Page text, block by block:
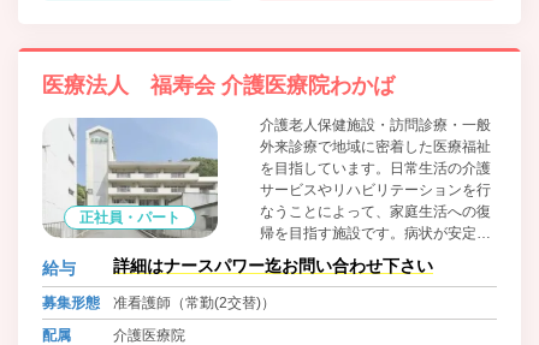
医療法人 福寿会 介護医療院わかば
正社員・パート
介護老人保健施設・訪問診療・一般
外来診療で地域に密着した医療福祉
を目指しています。日常生活の介護
サービスやリハビリテーションを行
なうことによって、家庭生活への復
帰を目指す施設です。病状が安定期
にあり、入院治療の必要がない要介
護状態の高齢者の方が入居の対象で
す。 医学的管理下での介護、機能訓
練等の必要なご利用者様をサポート
給与 詳細はナースパワー迄お問い合わせ下さい
募集形態
准看護師（常勤(2交替)）
配属
介護医療院